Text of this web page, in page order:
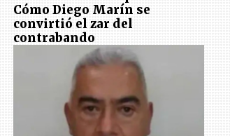
Cómo Diego Marín se
convirtió el zar del
contrabando